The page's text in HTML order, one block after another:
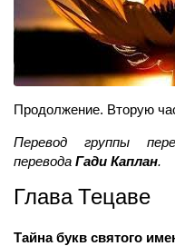
Продолжение. Вторую
Перевод группы
перевода Гади Каплан.
Глава Тецаве
Тайна букв святого